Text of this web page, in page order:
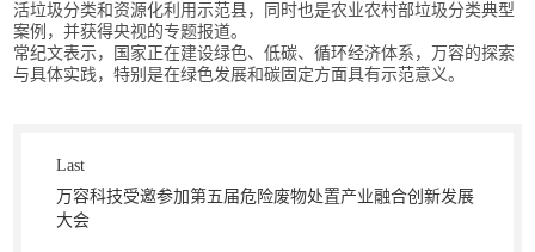
活垃圾分类和资源化利用示范县，同时也是农业农村部垃圾分类典型
案例，并获得央视的专题报道。
常纪文表示，国家正在建设绿色、低碳、循环经济体系，万容的探索
与具体实践，特别是在绿色发展和碳固定方面具有示范意义。
Last
万容科技受邀参加第五届危险废物处置产业融合创新发展
大会